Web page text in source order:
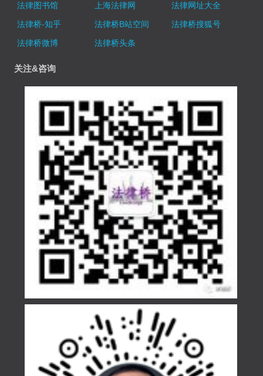
法律图书馆 上海法律网
法律网址大全
法律桥-知乎
法律桥B站空间
法律桥搜狐号
法律桥微博
法律桥头条
关注&咨询